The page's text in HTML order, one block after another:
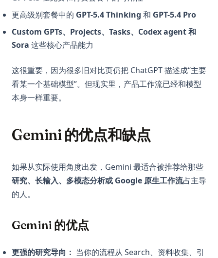
更高级别套餐中的 GPT-5.4 Thinking 和 GPT-5.4 Pro
Custom GPTs、Projects、Tasks、Codex agent 和
Sora 这些核心产品能力
这很重要，因为很多旧对比页仍把 ChatGPT 描述成“主要
看某一个基础模型”。但现实里，产品工作流已经和模型
本身一样重要。
Gemini 的优点和缺点
如果从实际使用角度出发，Gemini 最适合被推荐给那些
研究、长输入、多模态分析或 Google 原生工作流占主导
的人。
Gemini 的优点
更强的研究导向： 当你的流程从 Search、资料收集、引